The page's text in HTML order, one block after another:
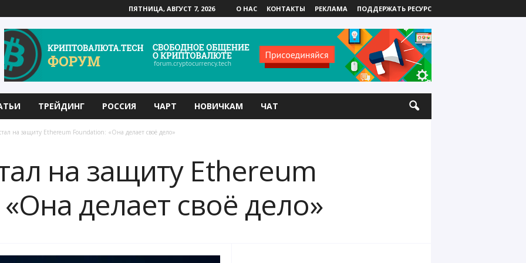
ПЯТНИЦА, АВГУСТ 7, 2026 О НАС КОНТАКТЫ РЕКЛАМА ПОДДЕРЖАТЬ РЕСУРС
ТРЕЙДИНГ РОССИЯ ЧАРТ НОВИЧКАМ ЧАТ
на защиту Ethereum Foundation: «Она делает своё дело»
на защиту Ethereum
делает своё дело»